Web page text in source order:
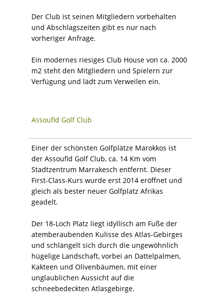
Der Club ist seinen Mitgliedern vorbehalten
und Abschlagszeiten gibt es nur nach
vorheriger Anfrage.
Ein modernes riesiges Club House von ca. 2000
m2 steht den Mitgliedern und Spielern zur
Verfügung und lädt zum Verweilen ein.
Assoufid Golf Club
Einer der schönsten Golfplätze Marokkos ist
der Assoufid Golf Club, ca. 14 Km vom
Stadtzentrum Marrakesch entfernt. Dieser
First-Class-Kurs wurde erst 2014 eröffnet und
gleich als bester neuer Golfplatz Afrikas
geadelt.
Der 18-Loch Platz liegt idyllisch am Fuße der
atemberaubenden Kulisse des Atlas-Gebirges
und schlängelt sich durch die ungewöhnlich
hügelige Landschaft, vorbei an Dattelpalmen,
Kakteen und Olivenbäumen, mit einer
unglaublichen Aussicht auf die
schneebedeckten Atlasgebirge.